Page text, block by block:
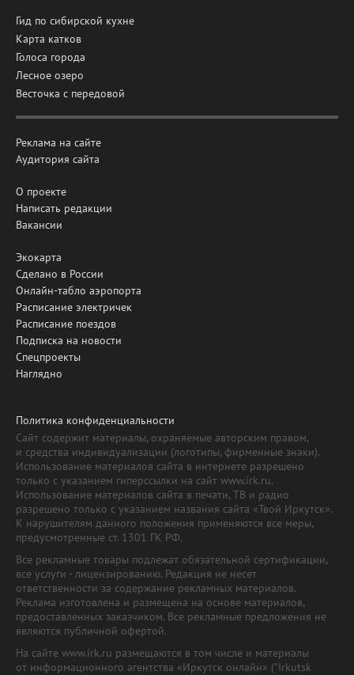
Гид по сибирской кухне
Карта катков
Голоса города
Лесное озеро
Весточка с передовой
Реклама на сайте
Аудитория сайта
О проекте
Написать редакции
Вакансии
Экокарта
Сделано в России
Онлайн-табло аэропорта
Расписание электричек
Расписание поездов
Подписка на новости
Спецпроекты
Наглядно
Политика конфиденциальности
Сайт содержит материалы, охраняемые авторским правом,
и средства индивидуализации (логотипы, фирменные знаки).
Использование материалов сайта в интернете разрешено
только с указанием гиперссылки на сайт www.irk.ru.
Использование материалов сайта в печати, ТВ и радио
разрешено только с указанием названия сайта «Твой Иркутск».
К нарушителям данного положения применяются все меры,
предусмотренные ст. 1301 ГК РФ.
Все рекламные товары подлежат обязательной сертификации,
все услуги - лицензированию. Редакция не несет
ответственности за содержание рекламных материалов.
Реклама изготовлена и размещена на основе материалов,
предоставленных заказчиком. Все рекламные предложения не
являются публичной офертой.
На сайте www.irk.ru размещаются в том числе и материалы
от информационного агентства «Иркутск онлайн» ("Irkutsk